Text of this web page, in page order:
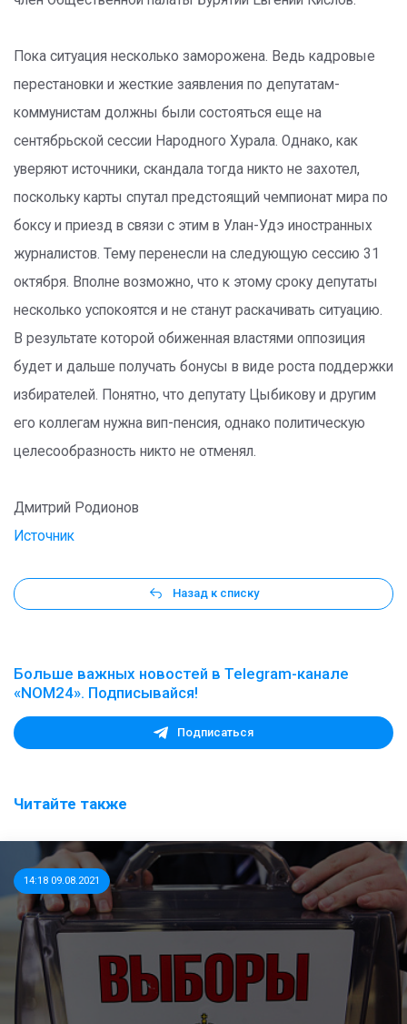
Пока ситуация несколько заморожена. Ведь кадровые
перестановки и жесткие заявления по депутатам-
коммунистам должны были состояться еще на
сентябрьской сессии Народного Хурала. Однако, как
уверяют источники, скандала тогда никто не захотел,
поскольку карты спутал предстоящий чемпионат мира по
боксу и приезд в связи с этим в Улан-Удэ иностранных
журналистов. Тему перенесли на следующую сессию 31
октября. Вполне возможно, что к этому сроку депутаты
несколько успокоятся и не станут раскачивать ситуацию.
В результате которой обиженная властями оппозиция
будет и дальше получать бонусы в виде роста поддержки
избирателей. Понятно, что депутату Цыбикову и другим
его коллегам нужна вип-пенсия, однако политическую
целесообразность никто не отменял.
Дмитрий Родионов
Источник
Назад к списку
Больше важных новостей в Telegram-канале
«NOM24». Подписывайся!
Подписаться
Читайте также
14:18 09.08.2021